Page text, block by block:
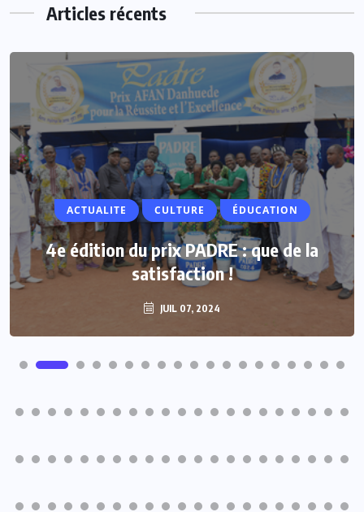
Articles récents
ACTUALITE CULTURE ÉDUCATION
4e édition du prix PADRE : que de la
satisfaction !
JUIL 07, 2024